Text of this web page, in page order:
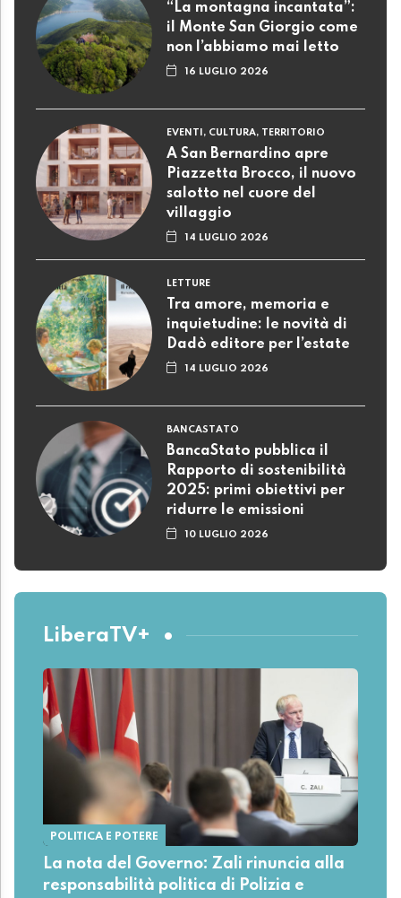
“La montagna incantata”:
il Monte San Giorgio come
non l’abbiamo mai letto
16 LUGLIO 2026
EVENTI, CULTURA, TERRITORIO
A San Bernardino apre
Piazzetta Brocco, il nuovo
salotto nel cuore del
villaggio
14 LUGLIO 2026
LETTURE
Tra amore, memoria e
inquietudine: le novità di
Dadò editore per l’estate
14 LUGLIO 2026
BANCASTATO
BancaStato pubblica il
Rapporto di sostenibilità
2025: primi obiettivi per
ridurre le emissioni
10 LUGLIO 2026
LiberaTV+
POLITICA E POTERE
La nota del Governo: Zali rinuncia alla
responsabilità politica di Polizia e